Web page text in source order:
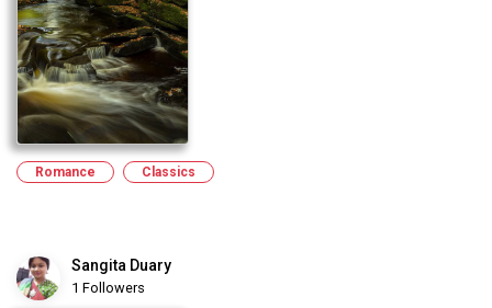
Romance Classics
Sangita Duary
1 Followers